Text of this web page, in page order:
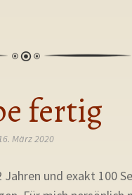
fertig
16. März 2020
und exakt 100